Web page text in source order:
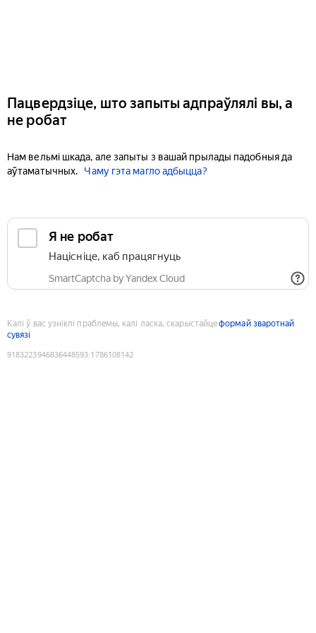
Пацвердзіце, што запыты адпраўлялі вы, а
не робат
Нам вельмі шкада, але запыты з вашай прылады падобныя да
аўтаматычных.
Чаму гэта магло адбыцца?
Я не робат
Націсніце, каб працягнуць
SmartCaptcha by Yandex Cloud
Калі ў вас узніклі праблемы, калі ласка, скарыстайцеформай зваротнай
сувязі
9183223946836448593:1786108142